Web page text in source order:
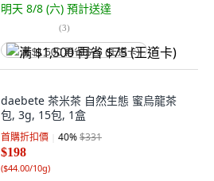
明天 8/8 (六) 預計送達
(3)
满 $1,500 再省 $75 (王道卡)
daebete 茶米茶 自然生態 蜜烏龍茶
包, 3g, 15包, 1盒
首購折扣價 40%$331
$198
($44.00/10g)